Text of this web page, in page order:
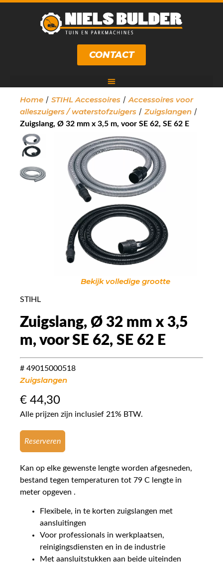
CONTACT
Home / STIHL Accessoires / Accessoires voor
alleszuigers / waterstofzuigers / Zuigslangen /
Zuigslang, Ø 32 mm x 3,5 m, voor SE 62, SE 62 E
Bekijk volledige grootte
STIHL
Zuigslang, Ø 32 mm x 3,5
m, voor SE 62, SE 62 E
# 49015000518
Zuigslangen
€ 44,30
Alle prijzen zijn inclusief 21% BTW.
Reserveren
Kan op elke gewenste lengte worden afgesneden,
bestand tegen temperaturen tot 79 C lengte in
meter opgeven .
Flexibele, in te korten zuigslangen met
aansluitingen
Voor professionals in werkplaatsen,
reinigingsdiensten en in de industrie
Met aansluitstukken aan beide uiteinden